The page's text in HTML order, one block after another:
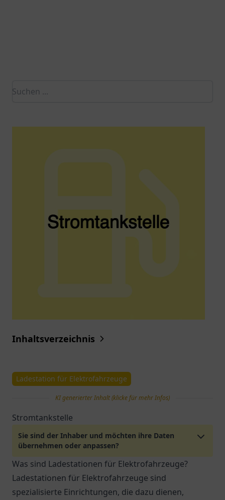
Inhaltsverzeichnis
Ladestation für Elektrofahrzeuge
KI generierter Inhalt (klicke für mehr Infos)
Stromtankstelle
Sie sind der Inhaber und möchten ihre Daten
übernehmen oder anpassen?
Was sind Ladestationen für Elektrofahrzeuge?
Ladestationen für Elektrofahrzeuge sind
spezialisierte Einrichtungen, die dazu dienen,